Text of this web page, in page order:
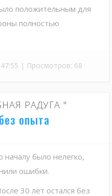
положительным для
полностью
| Просмотров: 68
РАДУГА "
опыта
было нелегко,
ошибки.
30 лет остался без